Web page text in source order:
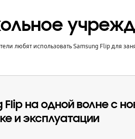
любят использовать Samsung Flip для
Flip на одной волне с
и эксплуатации